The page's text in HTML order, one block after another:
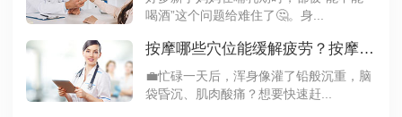
喝酒”这个问题给难住了🤔。身...
按摩哪些穴位能缓解疲劳？按摩这3个穴位精力翻倍
💼忙碌一天后，浑身像灌了铅般沉重，脑
袋昏沉、肌肉酸痛？想要快速赶...